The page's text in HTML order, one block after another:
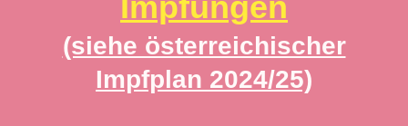
(siehe österreichischer
Impfplan 2024/25)